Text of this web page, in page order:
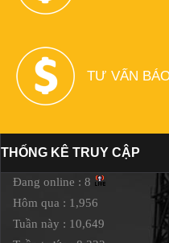
TƯ VẤN
THỐNG KÊ TRUY CẬP
Đang online : 8
Hôm qua : 1,956
Tuần này : 10,649